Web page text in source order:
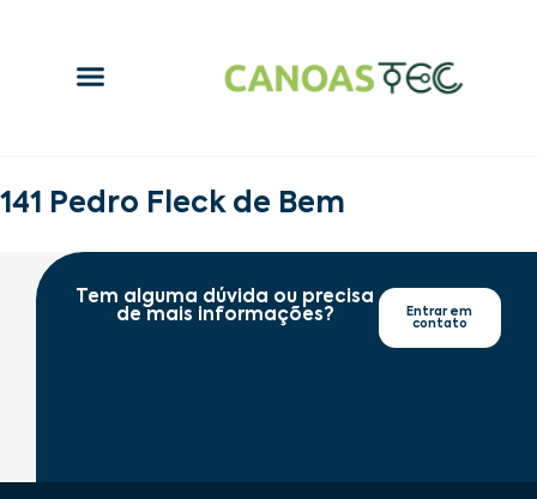
141 Pedro Fleck de Bem
Tem alguma dúvida ou precisa
de mais informações?
Entrar em
contato